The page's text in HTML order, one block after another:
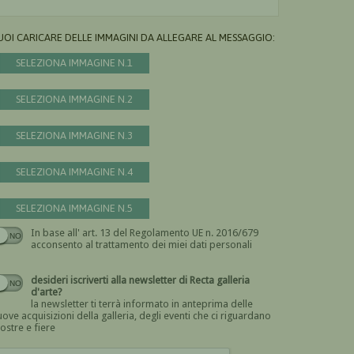
CARICARE DELLE IMMAGINI DA ALLEGARE AL MESSAGGIO:
SELEZIONA IMMAGINE N.1
SELEZIONA IMMAGINE N.2
SELEZIONA IMMAGINE N.3
SELEZIONA IMMAGINE N.4
SELEZIONA IMMAGINE N.5
In base all' art. 13 del Regolamento UE n. 2016/679
acconsento al trattamento dei miei dati personali
Devi dare il consenso
desideri iscriverti alla newsletter di Recta galleria
d'arte?
la newsletter ti terrà informato in anteprima delle
acquisizioni della galleria, degli eventi che ci riguardano
e fiere